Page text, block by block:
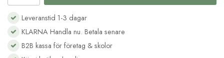
Leveranstid 1-3 dagar
KLARNA Handla nu. Betala senare
B2B kassa för företag & skolor